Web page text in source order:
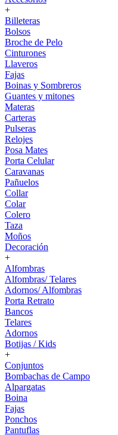
+
Billeteras
Bolsos
Broche de Pelo
Cinturones
Llaveros
Fajas
Boinas y Sombreros
Guantes y mitones
Materas
Carteras
Pulseras
Relojes
Posa Mates
Porta Celular
Caravanas
Pañuelos
Collar
Colar
Colero
Taza
Moños
Decoración
+
Alfombras
Alfombras/ Telares
Adornos/ Alfombras
Porta Retrato
Bancos
Telares
Adornos
Botijas / Kids
+
Conjuntos
Bombachas de Campo
Alpargatas
Boina
Fajas
Ponchos
Pantuflas